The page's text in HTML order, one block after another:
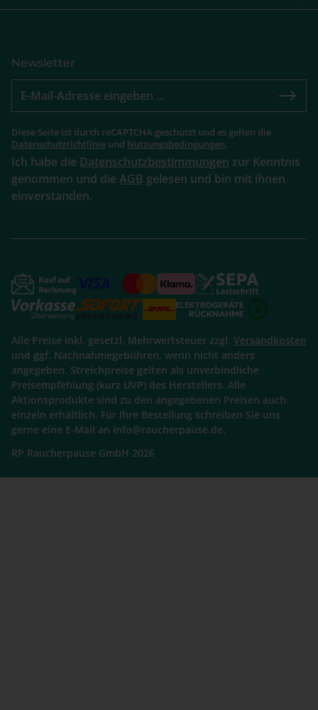
Newsletter
Diese Seite ist durch reCAPTCHA geschützt und es gelten die
Datenschutzrichtlinie und Nutzungsbedingungen.
Ich habe die Datenschutzbestimmungen zur Kenntnis
genommen und die AGB gelesen und bin mit ihnen
einverstanden.
Alle Preise inkl. gesetzl. Mehrwertsteuer zzgl. Versandkosten
und ggf. Nachnahmegebühren, wenn nicht anders
angegeben. Streichpreise gelten als unverbindliche
Preisempfehlung (kurz UVP) des Herstellers. Alle
Aktionsprodukte sind zu den angegebenen Preisen auch
einzeln erhältlich. Für Ihre Bestellung schreiben Sie uns
gerne eine E-Mail an info@raucherpause.de.
RP Raucherpause GmbH 2026